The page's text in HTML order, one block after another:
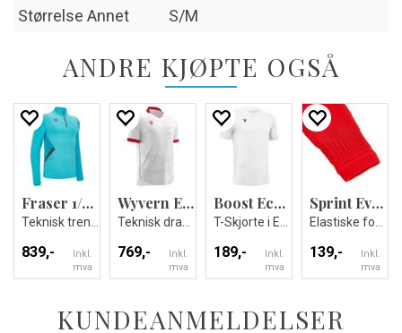
Størrelse Annet S/M
ANDRE KJØPTE OGSÅ
Fraser 1/4 Zip Top
839,-
Inkl.
mva
Wyvern Eco Match Day Shirt
769,-
Inkl.
mva
Boost Eco T-shirt
189,-
Inkl.
mva
Sprint Evo Footless Socks
139,-
Inkl.
mva
KUNDEANMELDELSER